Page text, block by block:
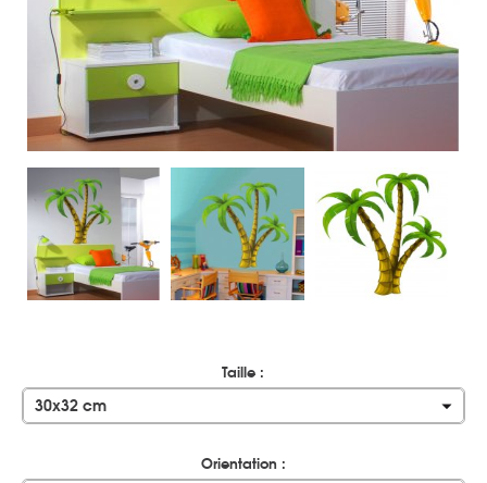
Taille :
30x32 cm
Orientation :